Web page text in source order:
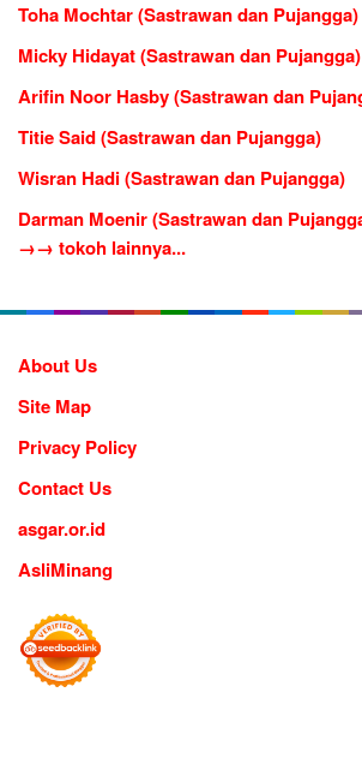
Toha Mochtar (Sastrawan dan Pujangga)
Micky Hidayat (Sastrawan dan Pujangga)
Arifin Noor Hasby (Sastrawan dan
Titie Said (Sastrawan dan Pujangga)
Wisran Hadi (Sastrawan dan Pujangga)
Darman Moenir (Sastrawan dan
→→ tokoh lainnya...
About Us
Site Map
Privacy Policy
Contact Us
asgar.or.id
AsliMinang